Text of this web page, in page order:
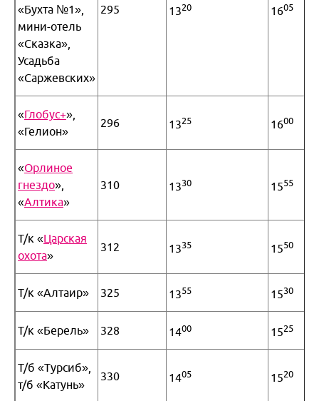
«Бухта №1»,
мини-отель
«Сказка»,
Усадьба
«Саржевских»
295 1320 1605
«Глобус+»,
«Гелион»
296 1325 1600
«Орлиное
гнездо»,
«Алтика»
310 1330 1555
Т/к «Царская
охота»
312 1335 1550
Т/к «Алтаир» 325 1355 1530
Т/к «Берель» 328 1400 1525
Т/б «Турсиб»,
т/б «Катунь»
330 1405 1520